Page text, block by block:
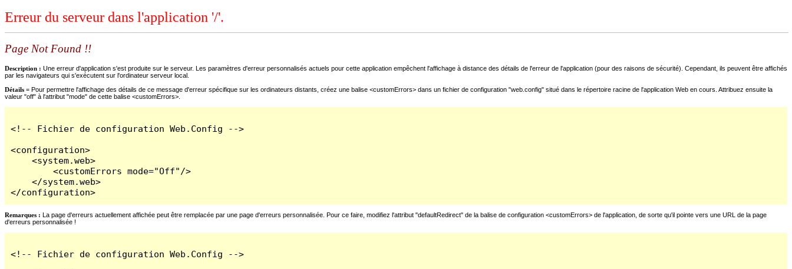
Erreur du serveur dans l'application '/'.
Page Not Found !!
Description : Une erreur d'application s'est produite sur le serveur. Les paramètres d'erreur personnalisés actuels pour cette application empêchent l'affichage à distance des détails de l'erreur de l'application (pour des raisons de sécurité). Cependant, ils peuvent être affichés
par les navigateurs qui s'exécutent sur l'ordinateur serveur local.
Détails = Pour permettre l'affichage des détails de ce message d'erreur spécifique sur les ordinateurs distants, créez une balise <customErrors> dans un fichier de configuration "web.config" situé dans le répertoire racine de l'application Web en cours. Attribuez ensuite la
valeur "off" à l'attribut "mode" de cette balise <customErrors>.
<!-- Fichier de configuration Web.Config -->
<configuration>
    <system.web>
        <customErrors mode="Off"/>
    </system.web>
</configuration>
Remarques : La page d'erreurs actuellement affichée peut être remplacée par une page d'erreurs personnalisée. Pour ce faire, modifiez l'attribut "defaultRedirect" de la balise de configuration <customErrors> de l'application, de sorte qu'il pointe vers une URL de la page
d'erreurs personnalisée !
<!-- Fichier de configuration Web.Config -->